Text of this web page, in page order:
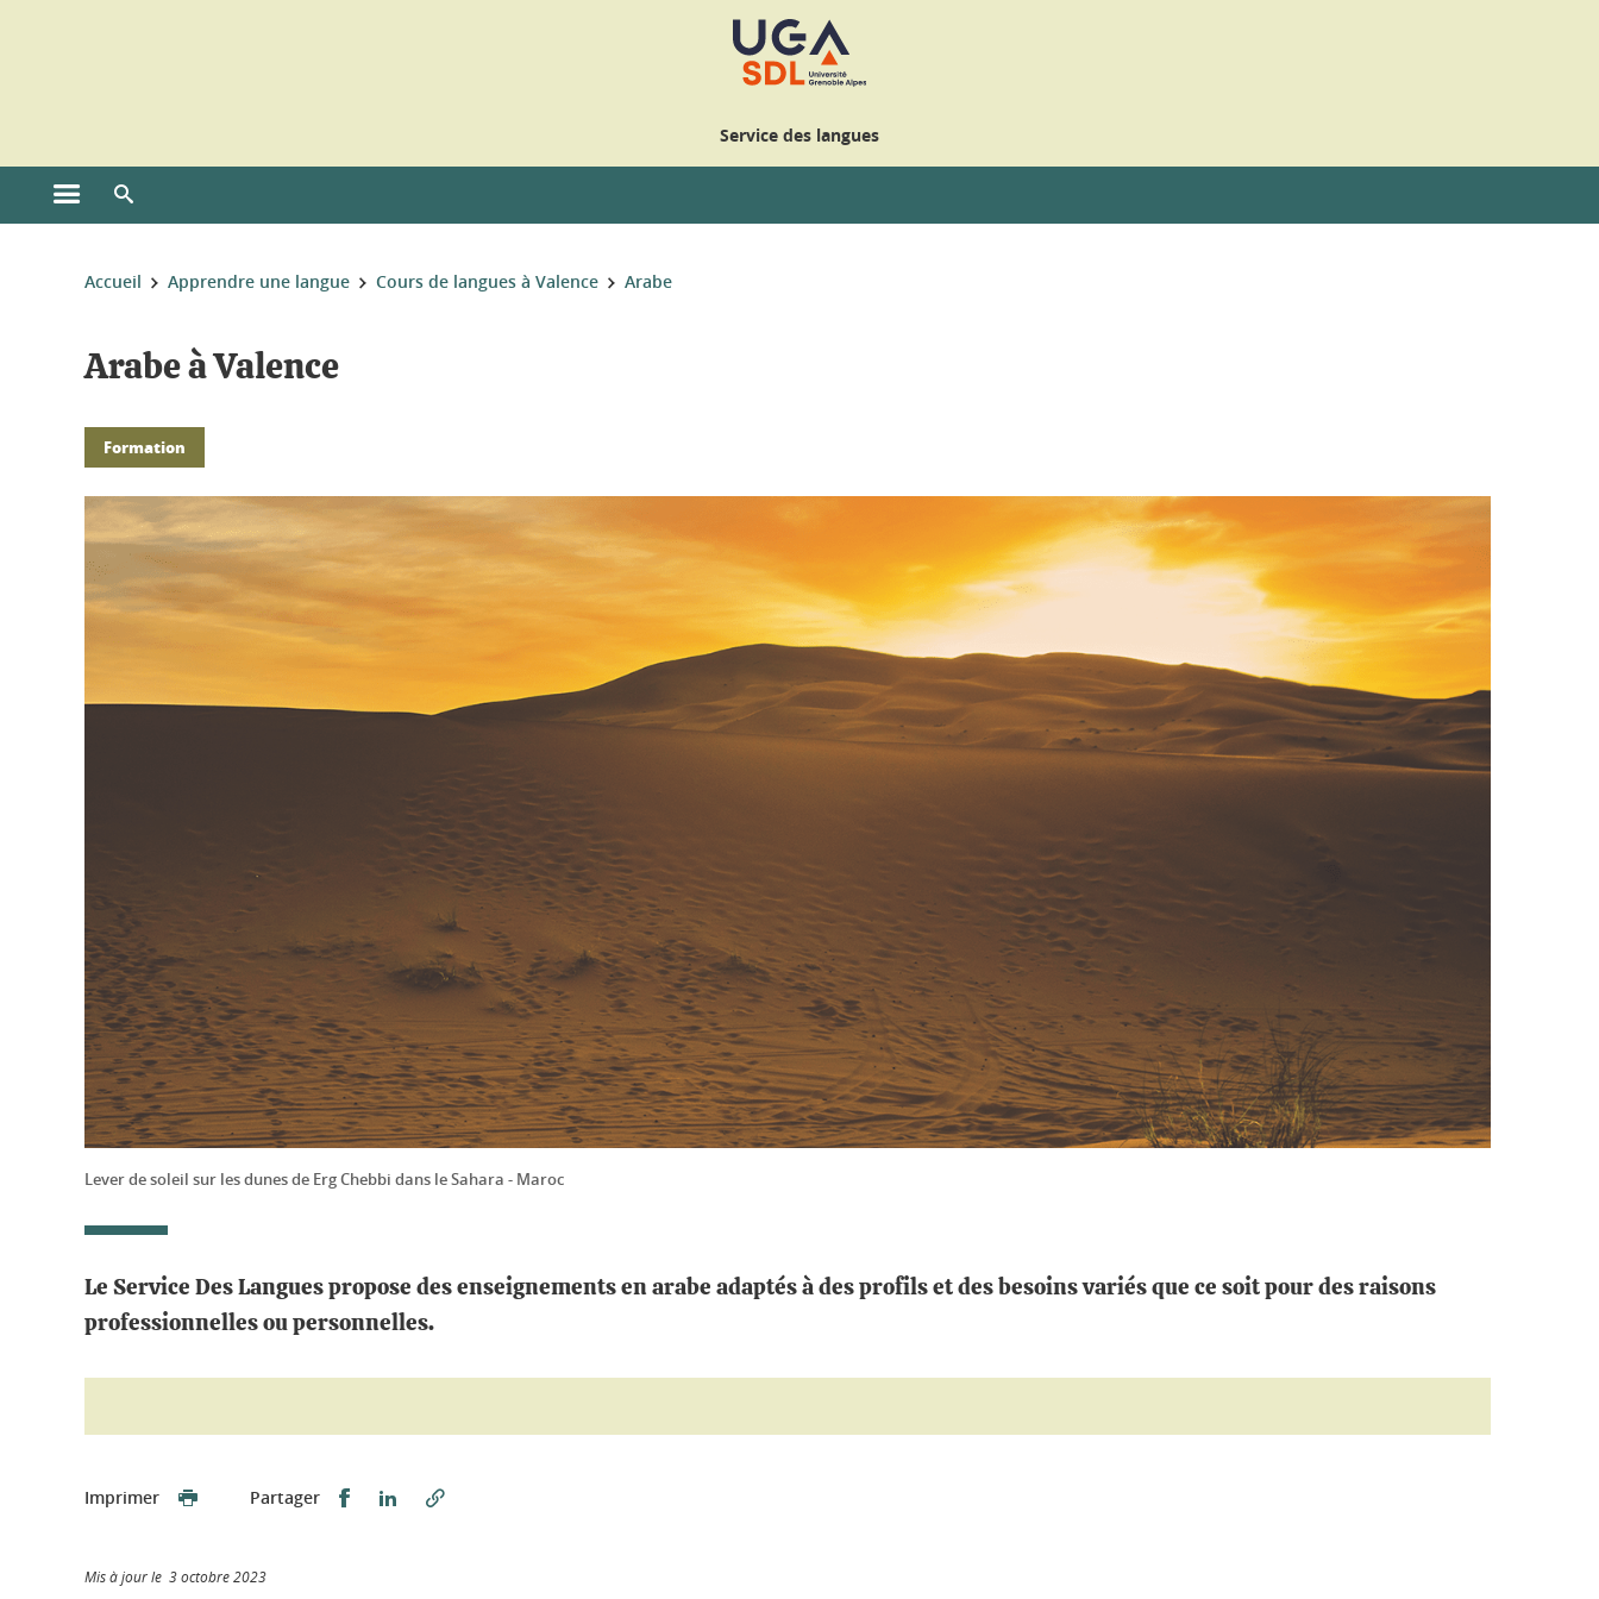
Service des langues
Ouvrir le menu principal
Vous êtes ici :
Accueil Apprendre une langue Cours de langues à Valence Arabe
Arabe à Valence
Formation
Lever de soleil sur les dunes de Erg Chebbi dans le Sahara - Maroc
Le Service Des Langues propose des enseignements en arabe adaptés à des profils et des besoins variés que ce soit pour des raisons
professionnelles ou personnelles.
Imprimer Partager Partager sur Facebook
Partager sur LinkedIn
Mis à jour le 3 octobre 2023